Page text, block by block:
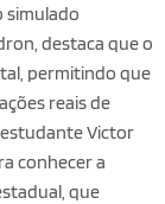
simulado
destaca que o
permitindo que
reais de
Victor
conhecer a
que